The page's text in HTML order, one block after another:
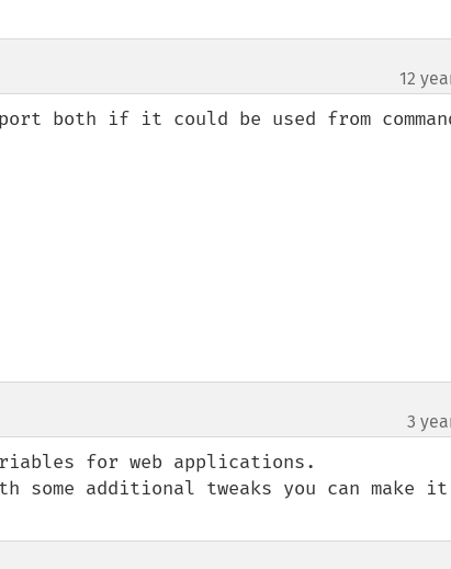
12
both if it could be used from
3
for web applications.
some additional tweaks you can make it